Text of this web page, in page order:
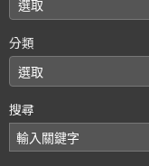
分類
搜尋